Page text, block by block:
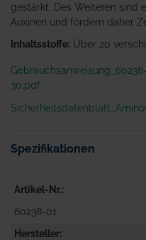
gestärkt. Des Weiteren sind
Auxinen und fördern daher
Inhaltsstoffe: Über 20
30.pdf
Spezifikationen
Artikel-Nr.
60238-01
Hersteller